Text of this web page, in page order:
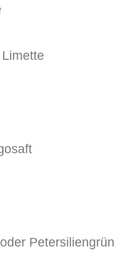
Petersiliengrün